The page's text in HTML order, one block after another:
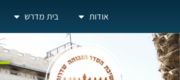
אודות בית מדרש